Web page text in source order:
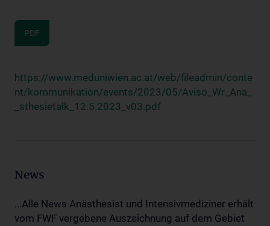
PDF
https://www.meduniwien.ac.at/web/fileadmin/conte
nt/kommunikation/events/2023/05/Aviso_Wr_Ana_
_sthesietalk_12.5.2023_v03.pdf
News
...Alle News Anästhesist und Intensivmediziner erhält
vom FWF vergebene Auszeichnung auf dem Gebiet